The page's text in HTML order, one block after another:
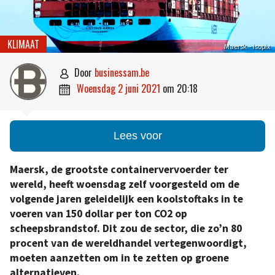
Maersk – isopix
KLIMAAT
 door businessam.be
 woensdag 2 juni 2021 om 20:18
Lees voor
Maersk, de grootste containervervoerder ter
wereld, heeft woensdag zelf voorgesteld om de
volgende jaren geleidelijk een koolstoftaks in te
voeren van 150 dollar per ton CO2 op
scheepsbrandstof. Dit zou de sector, die zo’n 80
procent van de wereldhandel vertegenwoordigt,
moeten aanzetten om in te zetten op groene